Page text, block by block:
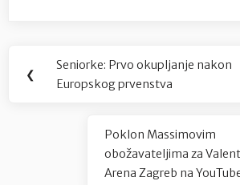
Navigacija
objava
❮
Previous
Post:
Seniorke: Prvo okupljanje nakon
Europskog prvenstva
Next
Post:
Poklon Massimovim
obožavateljima za
Arena Zagreb na